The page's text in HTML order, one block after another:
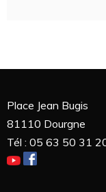
Place Jean Bugis
81110 Dourgne
Tél : 05 63 50 31